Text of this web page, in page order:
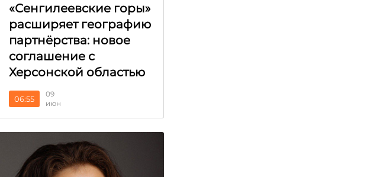
«Сенгилеевские горы»
расширяет географию
партнёрства: новое
соглашение с
Херсонской областью
06:55
09
июн